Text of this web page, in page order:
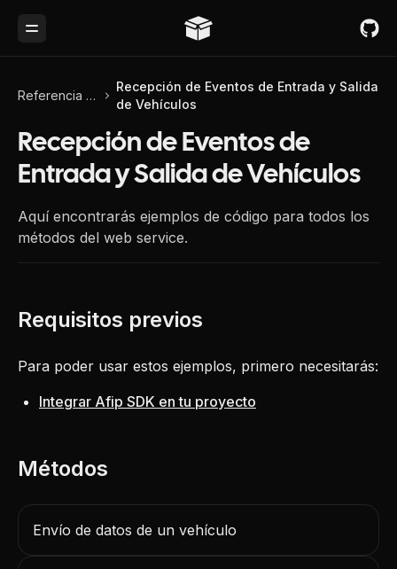
Toggle Menu
Referencia de API
Recepción de Eventos de Entrada y Salida
de Vehículos
Recepción de Eventos de
Entrada y Salida de Vehículos
Aquí encontrarás ejemplos de código para todos los
métodos del web service.
Para poder usar estos ejemplos, primero necesitarás:
Integrar Afip SDK en tu proyecto
Envío de datos de un vehículo